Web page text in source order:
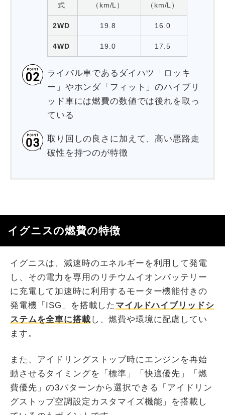
式
（km/L）
（km/L）
2WD 19.8 16.0
4WD 19.0 17.5
ライバル車であるダイハツ「ロッキ
ー」やホンダ「フィット」のハイブリ
ッド車には燃費の数値では後れを取っ
ている
取り回しの良さに加えて、高い悪路走
破性を持つのが特徴
イグニスの燃費の特徴
イグニスは、減速時のエネルギーを利用して発電
し、その電力を専用のリチウムイオンバッテリー
に充電して加速時に利用するモーター機能付きの
発電機「ISG」を搭載した マイルドハイブリッドシ
ステムを全車に搭載 し、燃費や環境に配慮してい
ます。
また、アイドリングストップ時にエンジンを再始
動させるタイミングを「標準」「快適優先」「燃
費優先」の3パターンから選択できる「アイドリン
グストップ空調設定カスタマイズ機能」を搭載し